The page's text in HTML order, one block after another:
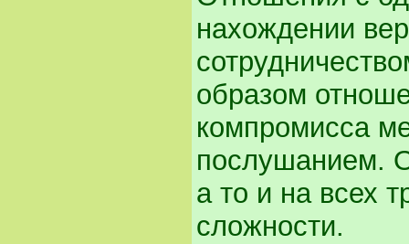
нахождении
образом
компромисса
послушанием.
а то и на всех
сложности.